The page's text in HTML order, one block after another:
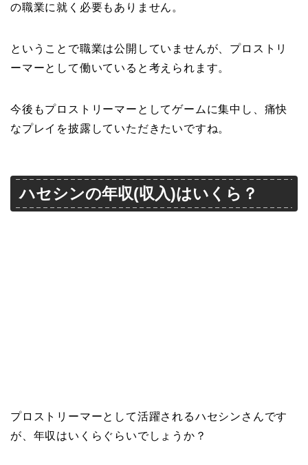
の職業に就く必要もありません。
ということで職業は公開していませんが、プロストリ
ーマーとして働いていると考えられます。
今後もプロストリーマーとしてゲームに集中し、痛快
なプレイを披露していただきたいですね。
ハセシンの年収(収入)はいくら？
プロストリーマーとして活躍されるハセシンさんです
が、年収はいくらぐらいでしょうか？